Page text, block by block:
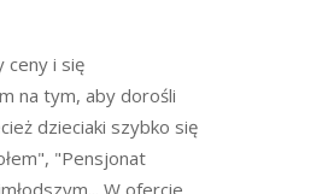
ceny i się
na tym, aby dorośli
dzieciaki szybko się
"Pensjonat
W ofercie